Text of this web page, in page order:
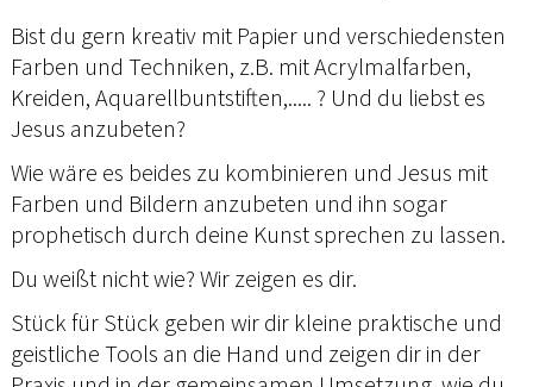
Bist du gern kreativ mit Papier und verschiedensten
Farben und Techniken, z.B. mit Acrylmalfarben,
Kreiden, Aquarellbuntstiften,..... ? Und du liebst es
Jesus anzubeten?
Wie wäre es beides zu kombinieren und Jesus mit
Farben und Bildern anzubeten und ihn sogar
prophetisch durch deine Kunst sprechen zu lassen.
Du weißt nicht wie? Wir zeigen es dir.
Stück für Stück geben wir dir kleine praktische und
geistliche Tools an die Hand und zeigen dir in der